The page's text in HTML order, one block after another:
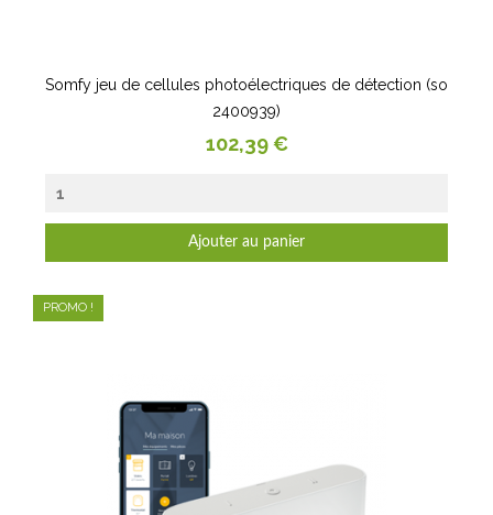
Somfy jeu de cellules photoélectriques de détection (so
2400939)
Prix
102,39 €
Ajouter au panier
PROMO !